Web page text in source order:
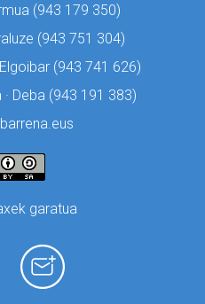
(943 179 350)
(943 751 304)
(943 741 626)
Deba (943 191 383)
garatua